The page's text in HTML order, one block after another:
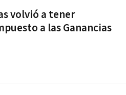
volvió a tener
a las Ganancias